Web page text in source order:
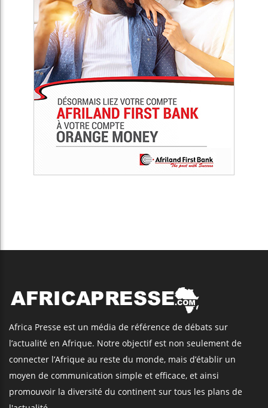
Africa Presse est un média de référence de débats sur
l’actualité en Afrique. Notre objectif est non seulement de
connecter l’Afrique au reste du monde, mais d’établir un
moyen de communication simple et efficace, et ainsi
promouvoir la diversité du continent sur tous les plans de